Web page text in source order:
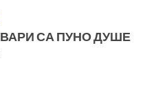
СА ПУНО ДУШЕ